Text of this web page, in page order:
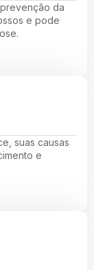
da
e pode
suas causas
e